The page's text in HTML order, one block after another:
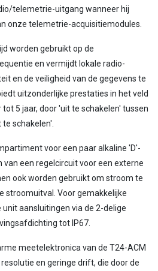
telemetrie-uitgang wanneer hij
onze telemetrie-acquisitiemodules.
worden gebruikt op de
en vermijdt lokale radio-
en de veiligheid van de gegevens te
uitzonderlijke prestaties in het veld
5 jaar, door 'uit te schakelen' tussen
schakelen'.
voor een paar alkaline 'D'-
van een regelcircuit voor een externe
ook worden gebruikt om stroom te
stroomuitval. Voor gemakkelijke
aansluitingen via de 2-delige
tot IP67.
meetelektronica van de T24-ACM
en geringe drift, die door de